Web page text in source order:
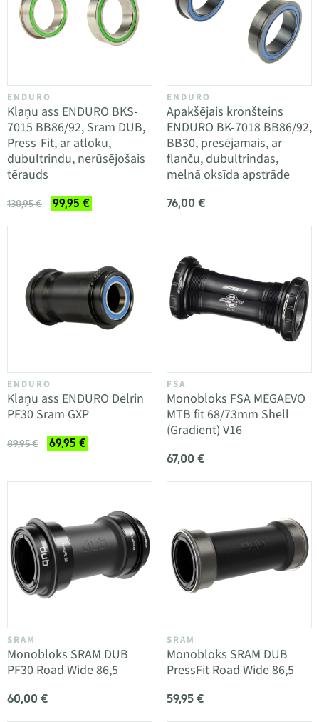
ENDURO
Klaņu ass ENDURO BKS-
7015 BB86/92, Sram DUB,
Press-Fit, ar atloku,
dubultrindu, nerūsējošais
tērauds
130,95 € 99,95 €
ENDURO
Apakšējais kronšteins
ENDURO BK-7018 BB86/92,
BB30, presējamais, ar
flanču, dubultrindas,
melnā oksīda apstrāde
76,00 €
ENDURO
Klaņu ass ENDURO Delrin
PF30 Sram GXP
89,95 € 69,95 €
FSA
Monobloks FSA MEGAEVO
MTB fit 68/73mm Shell
(Gradient) V16
67,00 €
SRAM
Monobloks SRAM DUB
PF30 Road Wide 86,5
60,00 €
SRAM
Monobloks SRAM DUB
PressFit Road Wide 86,5
59,95 €